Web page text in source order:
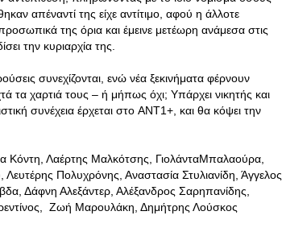
απέναντί της είχε αντίτιμο, αφού η άλλοτε
της όρια και έμεινε μετέωρη ανάμεσα στις
την κυριαρχία της.
συνεχίζονται, ενώ νέα ξεκινήματα φέρνουν
τα χαρτιά τους – ή μήπως όχι; Υπάρχει νικητής και
συνέχεια έρχεται στο ANT1+, και θα κόψει την
Κόντη, Λαέρτης Μαλκότσης, ΓιολάνταΜπαλαούρα,
Πολυχρόνης, Αναστασία Στυλιανίδη, Άγγελος
Δάφνη Αλεξάντερ, Αλέξανδρος Σαρηπανίδης,
Ζωή Μαρουλάκη, Δημήτρης Λούσκος